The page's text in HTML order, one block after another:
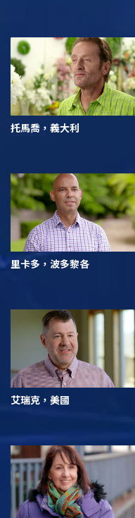
托馬喬，義大利
里卡多，波多黎各
艾瑞克，美國